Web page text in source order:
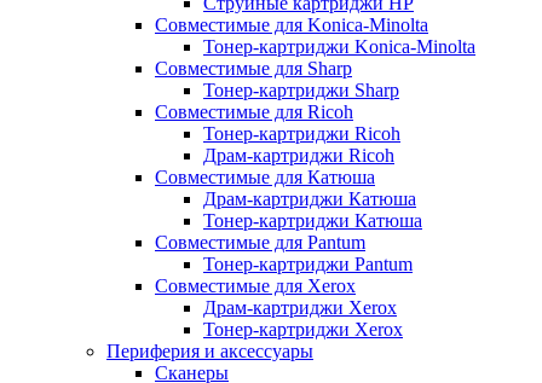
Совместимые для Konica-Minolta
Тонер-картриджи Konica-Minolta
Совместимые для Sharp
Тонер-картриджи Sharp
Совместимые для Ricoh
Тонер-картриджи Ricoh
Драм-картриджи Ricoh
Совместимые для Катюша
Драм-картриджи Катюша
Тонер-картриджи Катюша
Совместимые для Pantum
Тонер-картриджи Pantum
Совместимые для Xerox
Драм-картриджи Xerox
Тонер-картриджи Xerox
Периферия и аксессуары
Сканеры